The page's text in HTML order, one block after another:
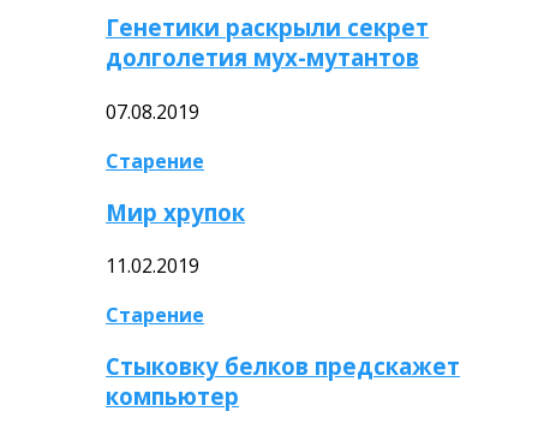
Генетики раскрыли секрет
долголетия мух-мутантов
07.08.2019
Старение
Мир хрупок
11.02.2019
Старение
Стыковку белков предскажет
компьютер